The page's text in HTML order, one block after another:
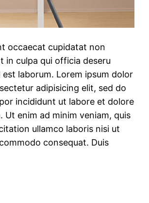
occaecat cupidatat non
in culpa qui officia deseru
est laborum. Lorem ipsum dolor
adipisicing elit, sed do
incididunt ut labore et dolore
Ut enim ad minim veniam, quis
ullamco laboris nisi ut
consequat. Duis